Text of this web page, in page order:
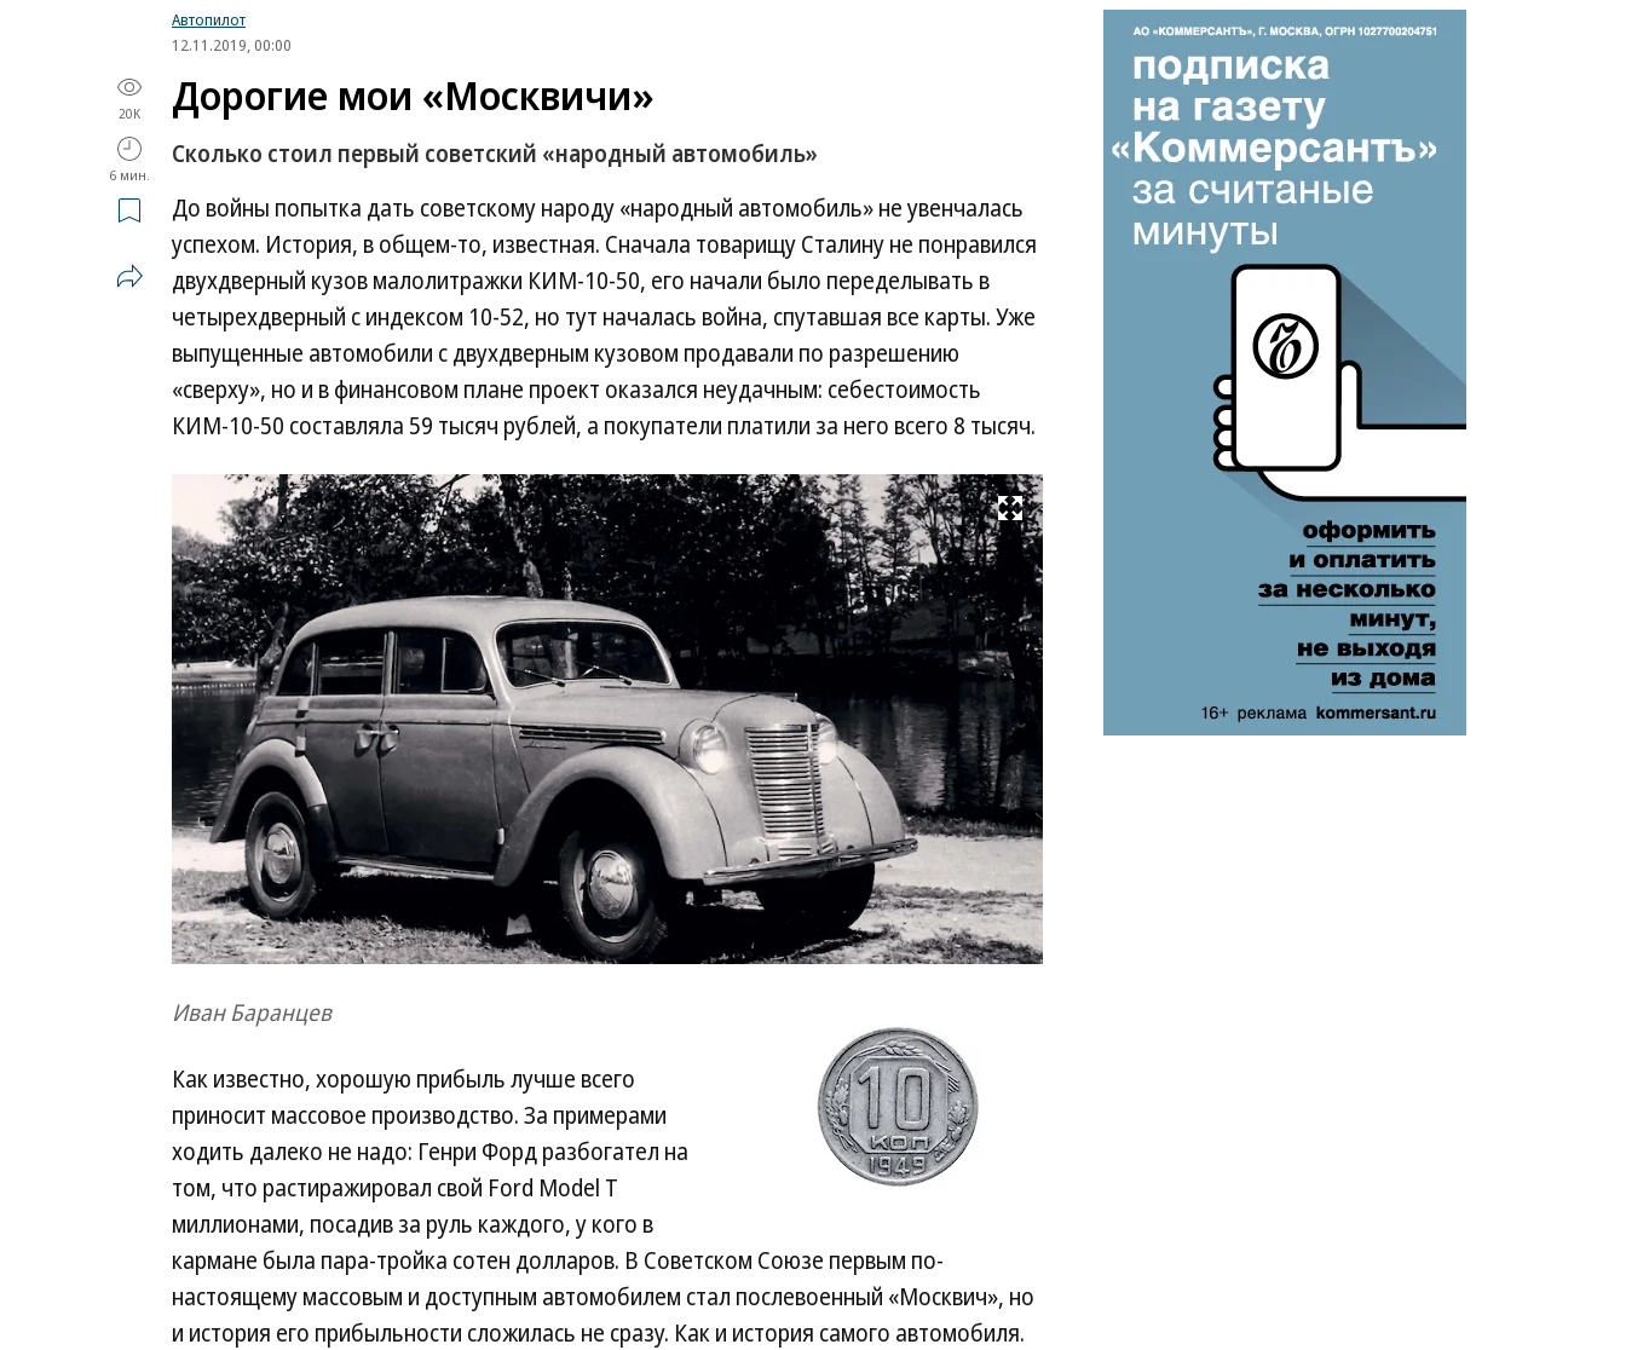
Автопилот
12.11.2019, 00:00
20K
6 мин.
Дорогие мои «Москвичи»
Сколько стоил первый советский «народный автомобиль»
До войны попытка дать советскому народу «народный автомобиль» не увенчалась
успехом. История, в общем-то, известная. Сначала товарищу Сталину не понравился
двухдверный кузов малолитражки КИМ-10-50, его начали было переделывать в
четырехдверный с индексом 10-52, но тут началась война, спутавшая все карты. Уже
выпущенные автомобили с двухдверным кузовом продавали по разрешению
«сверху», но и в финансовом плане проект оказался неудачным: себестоимость
КИМ-10-50 составляла 59 тысяч рублей, а покупатели платили за него всего 8 тысяч.
Развернуть на весь экран
Иван Баранцев
Как известно, хорошую прибыль лучше всего
приносит массовое производство. За примерами
ходить далеко не надо: Генри Форд разбогател на
том, что растиражировал свой Ford Model T
миллионами, посадив за руль каждого, у кого в
кармане была пара-тройка сотен долларов. В Советском Союзе первым по-
настоящему массовым и доступным автомобилем стал послевоенный «Москвич», но
и история его прибыльности сложилась не сразу. Как и история самого автомобиля.